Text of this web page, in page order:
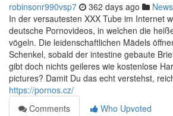
robinsonr990vsp7 362 days ago News
In der versautesten XXX Tube im Internet
deutsche Pornovideos, in welchen die
vögeln. Die leidenschaftlichen Mädels
Schenkel, sobald der intestine gebaute
gibt doch nichts geileres wie kostenlose
pictures? Damit Du das echt verstehst,
https://pornos.cz/
Comments
Who Upvoted